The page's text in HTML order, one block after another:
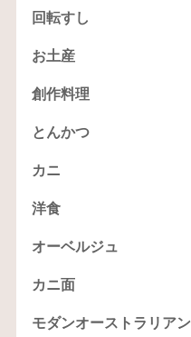
回転すし
お土産
創作料理
とんかつ
カニ
洋食
オーベルジュ
カニ面
モダンオーストラリアン